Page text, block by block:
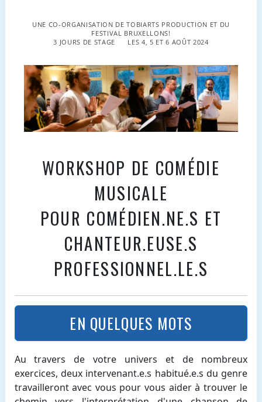
UNE CO-ORGANISATION DE TOBIARTS PRODUCTION ET DU
FESTIVAL BRUXELLONS!
3 JOURS DE STAGE
LES 4, 5 ET 6 AOÛT 2024
WORKSHOP DE COMÉDIE
MUSICALE
POUR COMÉDIEN.NE.S ET
CHANTEUR.EUSE.S
PROFESSIONNEL.LE.S
EN QUELQUES MOTS
Au travers de votre univers et de nombreux
exercices, deux intervenant.e.s habitué.e.s du genre
travailleront avec vous pour vous aider à trouver le